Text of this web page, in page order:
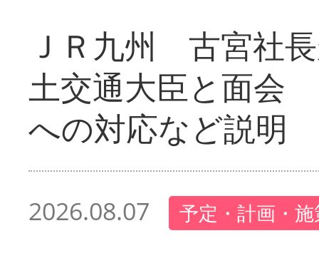
ＪＲ九州 古宮社
土交通大臣と面会
への対応など説明
2026.08.07 予定・計画・